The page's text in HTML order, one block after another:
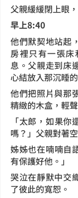
父親緩緩閉上眼
早上8:40
他們默契地站起
房裡只有一張
息。父親走到床
心結放入那沉睡
他們把照片與那
精緻的木盒，輕
「太郎，如果
嗎？」父親對著
姊姊也在喃喃自
有保護好他。」
哭泣在靜默中交
了彼此的寬恕。